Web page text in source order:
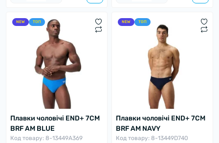
5. Прасувати праскою заборонено!
Дотримуйтесь наших порад і ви зможете
правильно підібрати розмір та модель плавок, які
прослужать довгий час. Приємних покупок!
NEW ТОП
Плавки чоловічі END+ 7CM
BRF AM BLUE
Код товару: 8-13449A369
NEW ТОП
Плавки чоловічі END+ 7CM
BRF AM NAVY
Код товару: 8-13449D740